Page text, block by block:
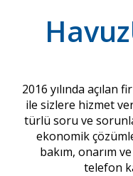
2016 yılında açılan
ile sizlere hizmet
türlü soru ve
ekonomik
bakım, onarım
telefon